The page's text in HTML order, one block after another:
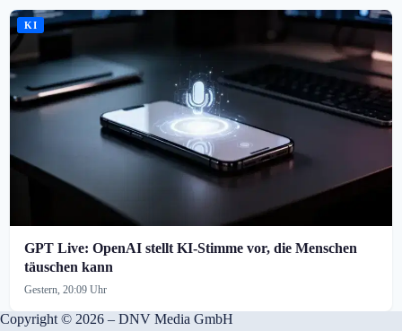
KI
GPT Live: OpenAI stellt KI-Stimme vor, die Menschen
täuschen kann
Gestern, 20:09 Uhr
Copyright © 2026 – DNV Media GmbH